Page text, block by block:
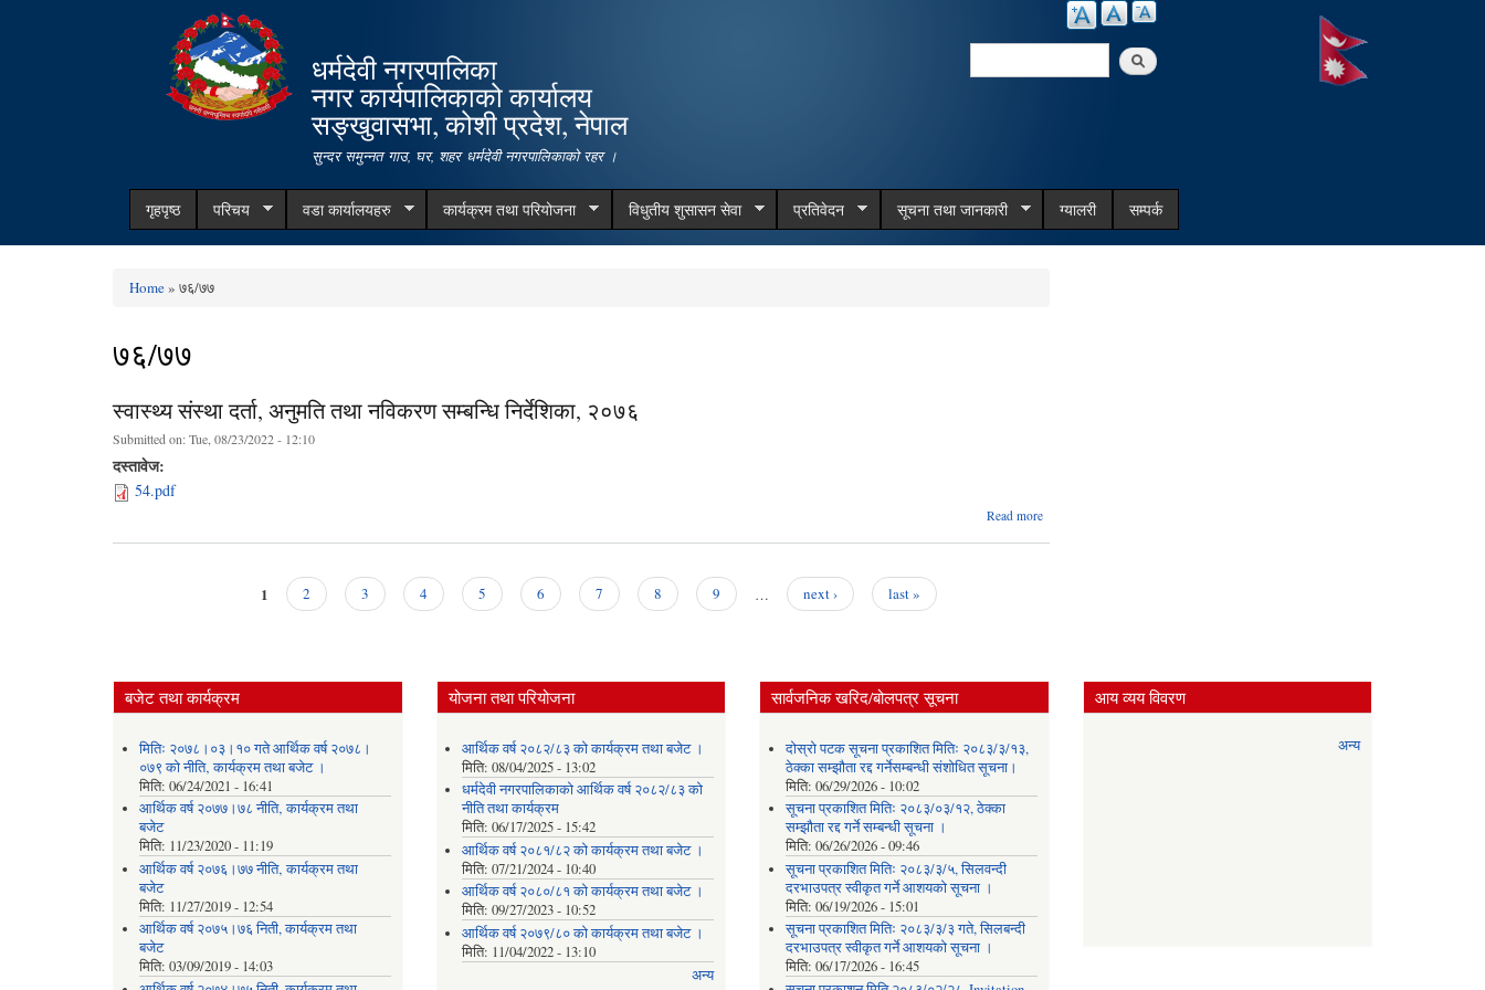
धर्मदेवी नगरपालिका
नगर कार्यपालिकाको कार्यालय
सङ्खुवासभा, कोशी प्रदेश, नेपाल
सुन्दर समुन्नत गाउ, घर, शहर धर्मदेवी नगरपालिकाको रहर ।
Search
गृहपृष्ठ परिचय वडा कार्यालयहरु कार्यक्रम तथा परियोजना विधुतीय शुसासन सेवा प्रतिवेदन सूचना तथा जानकारी ग्यालरी सम्पर्क
Home» ७६/७७
७६/७७
स्वास्थ्य संस्था दर्ता, अनुमति तथा नविकरण सम्बन्धि निर्देशिका, २०७६
Submitted on:Tue, 08/23/2022 - 12:10
दस्तावेज:
54.pdf
Read more
1 2 3 4 5 6 7 8 9 … next › last »
बजेट तथा कार्यक्रम
मितिः २०७८।०३।१० गते आर्थिक वर्ष २०७८।
०७९ को नीति‚ कार्यक्रम तथा बजेट ।
मिति: 06/24/2021 - 16:41
आर्थिक वर्ष २०७७।७८ नीति‚ कार्यक्रम तथा
बजेट
मिति: 11/23/2020 - 11:19
आर्थिक वर्ष २०७६।७७ नीति‚ कार्यक्रम तथा
बजेट
मिति: 11/27/2019 - 12:54
आर्थिक वर्ष २०७५।७६ निती, कार्यक्रम तथा
बजेट
मिति: 03/09/2019 - 14:03
योजना तथा परियोजना
आर्थिक वर्ष २०८२/८३ को कार्यक्रम तथा बजेट ।
मिति:08/04/2025 - 13:02
धर्मदेवी नगरपालिकाको आर्थिक वर्ष २०८२/८३ को
नीति तथा कार्यक्रम
मिति:06/17/2025 - 15:42
आर्थिक वर्ष २०८१/८२ को कार्यक्रम तथा बजेट ।
मिति:07/21/2024 - 10:40
आर्थिक वर्ष २०८०/८१ को कार्यक्रम तथा बजेट ।
मिति:09/27/2023 - 10:52
आर्थिक वर्ष २०७९/८० को कार्यक्रम तथा बजेट ।
मिति: 11/04/2022 - 13:10
अन्य
सार्वजनिक खरिद/बोलपत्र सूचना
दोस्रो पटक सूचना प्रकाशित मितिः २०८३/३/१३,
ठेक्का सम्झौता रद्द गर्नेसम्बन्धी संशोधित सूचना।
मिति: 06/29/2026 - 10:02
सूचना प्रकाशित मितिः २०८३/०३/१२, ठेक्का
सम्झौता रद्द गर्ने सम्बन्धी सूचना ।
मिति: 06/26/2026 - 09:46
सूचना प्रकाशित मितिः २०८३/३/५, सिलवन्दी
दरभाउपत्र स्वीकृत गर्ने आशयको सूचना ।
मिति: 06/19/2026 - 15:01
सूचना प्रकाशित मितिः २०८३/३/३ गते, सिलबन्दी
दरभाउपत्र स्वीकृत गर्ने आशयको सूचना ।
मिति: 06/17/2026 - 16:45
आय व्यय विवरण
अन्य